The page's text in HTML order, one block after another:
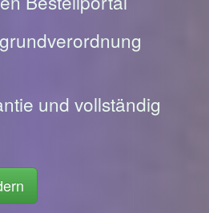
und vollständig